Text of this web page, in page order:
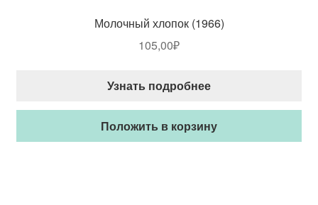
Молочный хлопок (1966)
105,00₽
Узнать подробнее
Положить в корзину